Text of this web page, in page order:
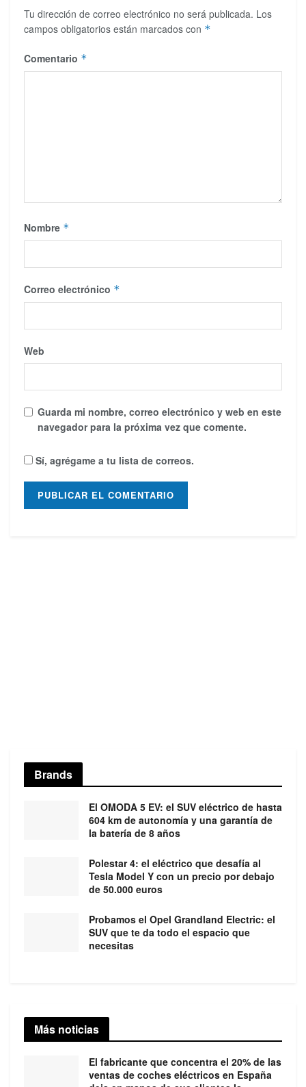
Tu dirección de correo electrónico no será publicada. Los
campos obligatorios están marcados con *
Comentario *
Nombre *
Correo electrónico *
Web
Guarda mi nombre, correo electrónico y web en este
navegador para la próxima vez que comente.
Sí, agrégame a tu lista de correos.
Brands
El OMODA 5 EV: el SUV eléctrico de hasta
604 km de autonomía y una garantía de
la batería de 8 años
Polestar 4: el eléctrico que desafía al
Tesla Model Y con un precio por debajo
de 50.000 euros
Probamos el Opel Grandland Electric: el
SUV que te da todo el espacio que
necesitas
Más noticias
El fabricante que concentra el 20% de las
ventas de coches eléctricos en España